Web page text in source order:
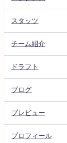
スタッツ
チーム紹介
ドラフト
ブログ
プレビュー
プロフィール